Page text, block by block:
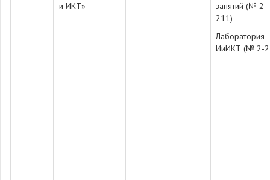
и ИКТ»
занятий (№ 2-
211)
Лаборатория
ИиИКТ (№ 2-